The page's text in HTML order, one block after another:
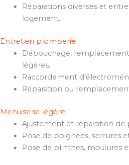
Réparations diverses et
logement.
Entretien plomberie
Débouchage,
légères.
Raccordement
Réparation ou
Menuiserie légère
Ajustement et réparation de
Pose de poignées, serrures
Pose de plinthes, moulures